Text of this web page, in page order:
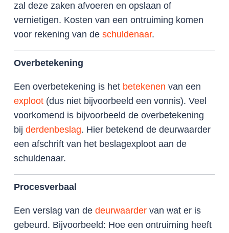
zal deze zaken afvoeren en opslaan of
vernietigen. Kosten van een ontruiming komen
voor rekening van de schuldenaar.
Overbetekening
Een overbetekening is het betekenen van een
exploot (dus niet bijvoorbeeld een vonnis). Veel
voorkomend is bijvoorbeeld de overbetekening
bij derdenbeslag. Hier betekend de deurwaarder
een afschrift van het beslagexploot aan de
schuldenaar.
Procesverbaal
Een verslag van de deurwaarder van wat er is
gebeurd. Bijvoorbeeld: Hoe een ontruiming heeft